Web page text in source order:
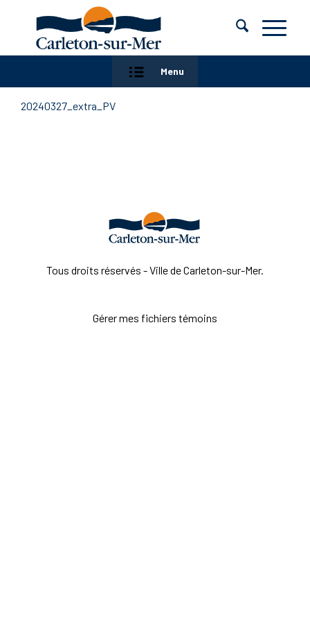
Menu
20240327_extra_PV
Tous droits réservés - Ville de Carleton-sur-Mer.
Gérer mes fichiers témoins